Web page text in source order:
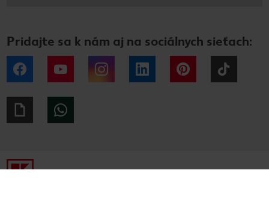
Pridajte sa k nám aj na sociálnych sieťach:
Facebook YouTube Instagram LinkedIn Pinterest
Giphy